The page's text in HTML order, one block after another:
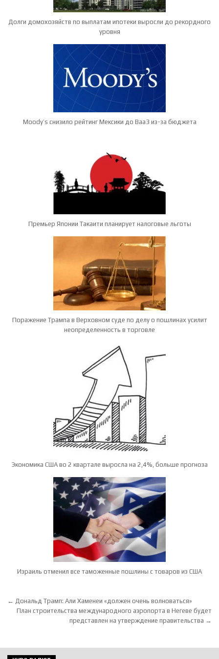
Долги домохозяйств по выплатам ипотеки выросли до рекордного
уровня
Moody’s снизило рейтинг Мексики до Baa3 из-за бюджета
Премьер Японии Такаити планирует налоговые льготы
Поражение Трампа в Верховном суде по делу о пошлинах усилит
неопределенность в торговле
Экономика США во 2 квартале выросла на 2,4%, больше прогноза
Израиль отменил все таможенные пошлины с товаров из США
Навигация по записям
← Дональд Трамп: Али Хаменеи «должен очень волноваться»
План строительства международного аэропорта в Негеве будет
представлен на утверждение правительства →